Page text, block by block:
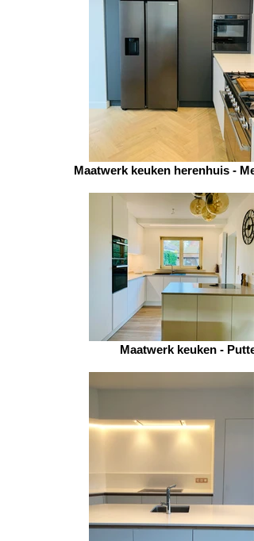
Maatwerk keuken herenhuis -
Maatwerk keuken - Putte